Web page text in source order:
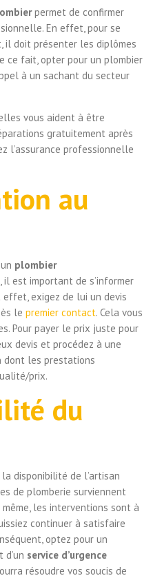
permet de confirmer
En effet, pour se
il doit présenter les diplômes
ce fait, opter pour un plombier
à un sachant du secteur
vous aident à être
gratuitement après
l’assurance professionnelle
au
plombier
il est important de s’informer
exigez de lui un devis
le premier contact. Cela vous
Pour payer le prix juste pour
devis et procédez à une
dont les prestations
prix.
du
disponibilité de l’artisan
de plomberie surviennent
les interventions sont à
continuer à satisfaire
optez pour un
service d’urgence
résoudre vos soucis de